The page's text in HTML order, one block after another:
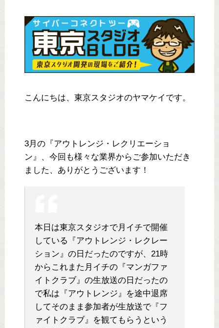
こんにちは、東京スタジオのヤマケイです。
3月の『アウトレンジ・レクリエーショ
ン』、今回も様々な業界からご参加いただき
ました、ありがとうございます！
本日は東京スタジオで月イチで開催
している『アウトレンジ・レクレー
ション』の日だったのですが、21時
からこれまた月イチの『マンガファ
イトクラブ』の生放送の日だったの
で私は『アウトレンジ』を途中退席
してそのまま参加者が生放送で『フ
ァイトクラブ』を観てもらうという